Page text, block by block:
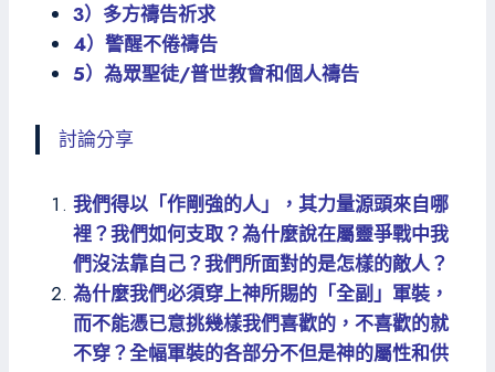
3）多方禱告祈求
4）警醒不倦禱告
5）為眾聖徒/普世教會和個人禱告
討論分享
我們得以「作剛強的人」，其力量源頭來自哪
裡？我們如何支取？為什麼說在屬靈爭戰中我
們沒法靠自己？我們所面對的是怎樣的敵人？
為什麼我們必須穿上神所賜的「全副」軍裝，
而不能憑已意挑幾樣我們喜歡的，不喜歡的就
不穿？全幅軍裝的各部分不但是神的屬性和供